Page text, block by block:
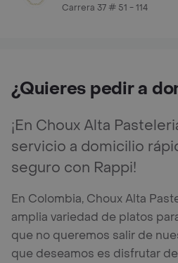
Carrera 37 # 51 - 114
¿Quieres pedir a
¡En Choux Alta
servicio a domicilio
seguro con Rappi!
En Colombia, Choux Alta
amplia variedad de platos
que no queremos salir de
que deseamos es disfrutar